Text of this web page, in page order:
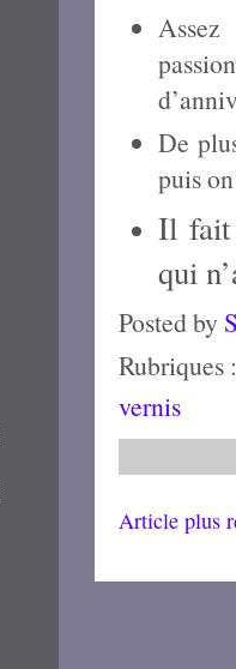
De
puis
Il fait
qui
Posted by
Rubriques
vernis
Article plus